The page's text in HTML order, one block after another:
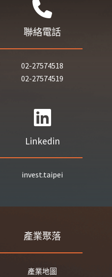
聯絡電話
02-27574518
02-27574519
Linkedin
invest.taipei
產業聚落
產業地圖